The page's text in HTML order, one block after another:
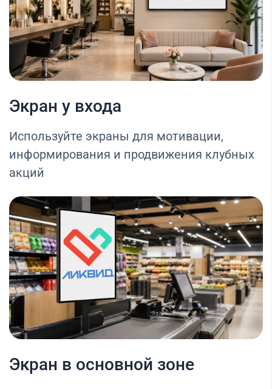
Экран у входа
Используйте экраны для мотивации,
информирования и продвижения клубных
акций
Экран в основной зоне